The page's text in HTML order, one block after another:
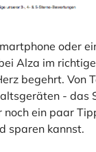
oder
Alza im
begehrt. Von
- das
ein paar
sparen kannst.